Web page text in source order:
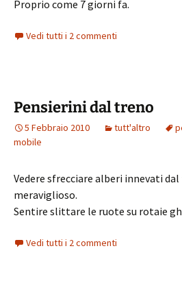
Proprio come 7 giorni fa.
Vedi tutti i 2 commenti
Pensierini dal treno
5 Febbraio 2010 tutt'altro
mobile
Vedere sfrecciare alberi innevati
meraviglioso.
Sentire slittare le ruote su rotaie
Vedi tutti i 2 commenti